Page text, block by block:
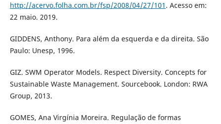
http://acervo.folha.com.br/fsp/2008/04/27/101 . Acesso em:
22 maio. 2019.
GIDDENS, Anthony. Para além da esquerda e da direita. São
Paulo: Unesp, 1996.
GIZ. SWM Operator Models. Respect Diversity. Concepts for
Sustainable Waste Management. Sourcebook. London: RWA
Group, 2013.
GOMES, Ana Virgínia Moreira. Regulação de formas